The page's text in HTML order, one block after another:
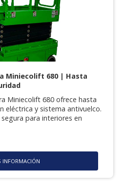
Miniecolift 680 | Hasta
Miniecolift 680 ofrece hasta
eléctrica y sistema antivuelco.
para interiores en
INFORMACIÓN